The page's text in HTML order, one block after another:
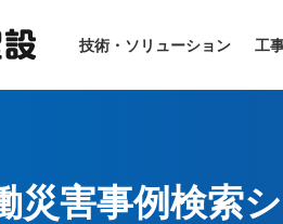
技術・ソリューション 工
災害事例検索